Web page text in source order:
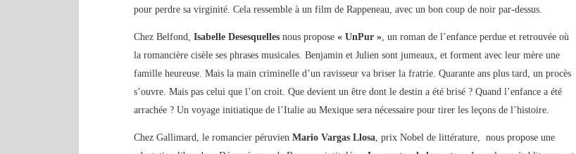
pour perdre sa virginité. Cela ressemble à un film de Rappeneau, avec un bon coup de noir par-dessus.
Chez Belfond,Isabelle Desesquelles nous propose« UnPur », un roman de l’enfance perdue et retrouvée où
la romancière cisèle ses phrases musicales. Benjamin et Julien sont jumeaux, et forment avec leur mère une
famille heureuse. Mais la main criminelle d’un ravisseur va briser la fratrie. Quarante ans plus tard, un procès
s’ouvre. Mais pas celui que l’on croit. Que devient un être dont le destin a été brisé ? Quand l’enfance a été
arrachée ? Un voyage initiatique de l’Italie au Mexique sera nécessaire pour tirer les leçons de l’histoire.
Chez Gallimard, le romancier péruvienMario Vargas Llosa, prix Nobel de littérature, nous propose une